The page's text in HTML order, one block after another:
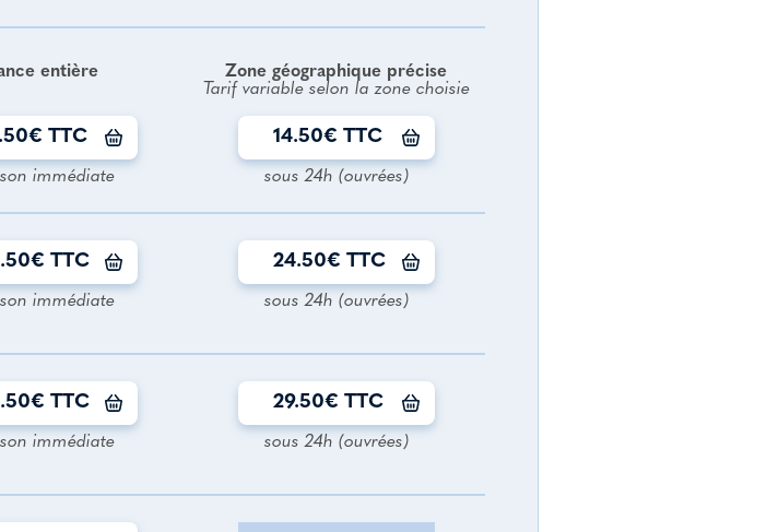
entière
Zone géographique précise
Tarif variable selon la zone choisie
TTC
immédiate
14.50€ TTC
sous 24h (ouvrées)
TTC
immédiate
24.50€ TTC
sous 24h (ouvrées)
TTC
immédiate
29.50€ TTC
sous 24h (ouvrées)